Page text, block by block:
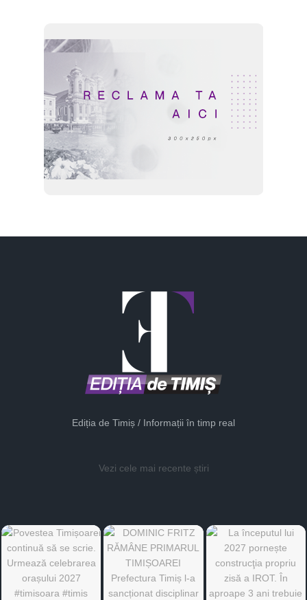
Ediția de Timiș / Informații în timp real
Vezi cele mai recente știri